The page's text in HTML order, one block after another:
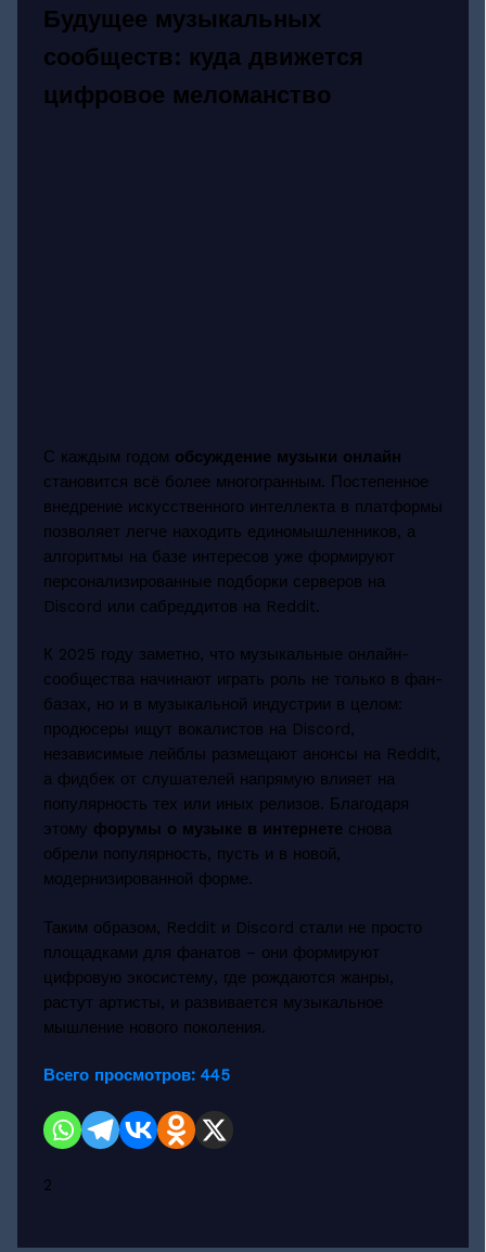
Будущее музыкальных
сообществ: куда движется
цифровое меломанство
С каждым годом обсуждение музыки онлайн
становится всё более многогранным. Постепенное
внедрение искусственного интеллекта в платформы
позволяет легче находить единомышленников, а
алгоритмы на базе интересов уже формируют
персонализированные подборки серверов на
Discord или сабреддитов на Reddit.
К 2025 году заметно, что музыкальные онлайн-
сообщества начинают играть роль не только в фан-
базах, но и в музыкальной индустрии в целом:
продюсеры ищут вокалистов на Discord,
независимые лейблы размещают анонсы на Reddit,
а фидбек от слушателей напрямую влияет на
популярность тех или иных релизов. Благодаря
этому форумы о музыке в интернетеснова
обрели популярность, пусть и в новой,
модернизированной форме.
Таким образом, Reddit и Discord стали не просто
площадками для фанатов – они формируют
цифровую экосистему, где рождаются жанры,
растут артисты, и развивается музыкальное
мышление нового поколения.
Всего просмотров: 445
2